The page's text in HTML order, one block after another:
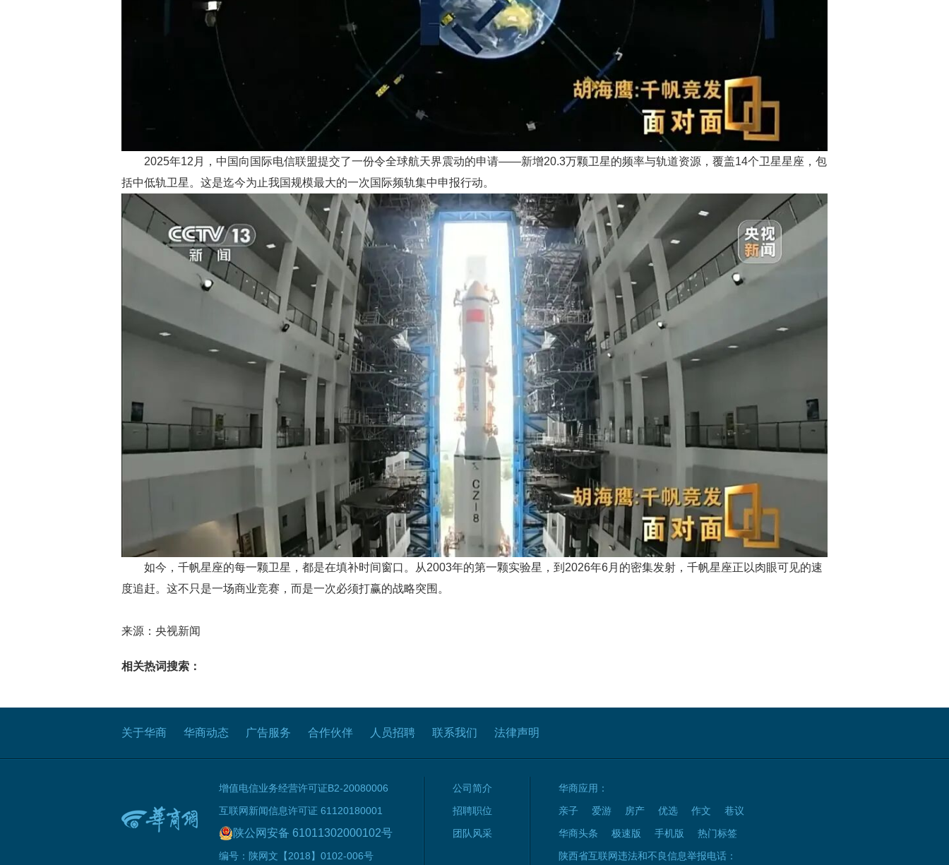
2025年12月，中国向国际电信联盟提交了一份令全球航天界震动的申请——新增20.3万颗卫星的频率与轨道资源，覆盖14个卫星星座，包
括中低轨卫星。这是迄今为止我国规模最大的一次国际频轨集中申报行动。
如今，千帆星座的每一颗卫星，都是在填补时间窗口。从2003年的第一颗实验星，到2026年6月的密集发射，千帆星座正以肉眼可见的速
度追赶。这不只是一场商业竞赛，而是一次必须打赢的战略突围。
来源：央视新闻
相关热词搜索：
关于华商 华商动态 广告服务 合作伙伴 人员招聘 联系我们 法律声明
增值电信业务经营许可证B2-20080006
互联网新闻信息许可证 61120180001
陕公网安备 61011302000102号
编号：陕网文【2018】0102-006号
公司简介
招聘职位
团队风采
华商应用：
亲子
爱游 房产 优选 作文
巷议
华商头条
极速版 手机版
热门标签
陕西省互联网违法和不良信息举报电话：